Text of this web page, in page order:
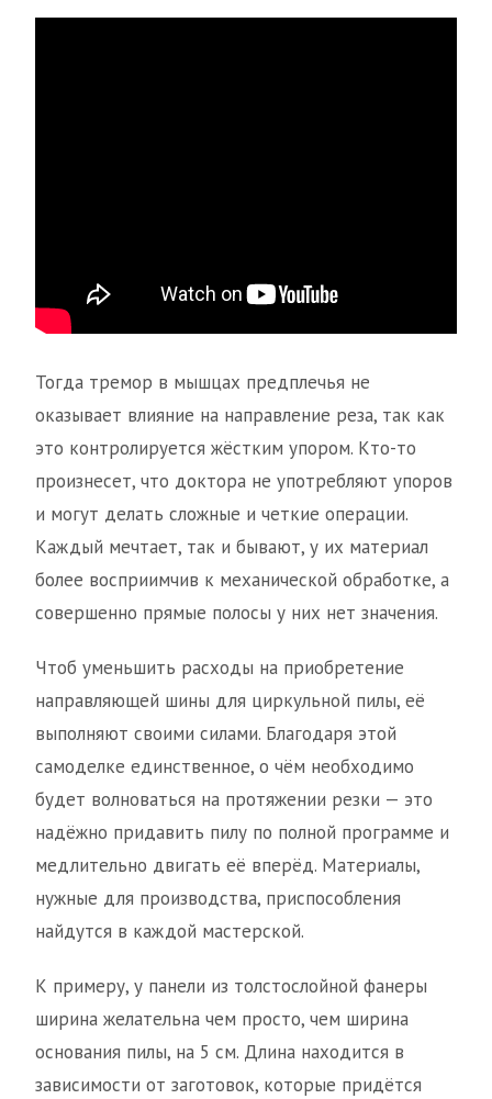
Тогда тремор в мышцах предплечья не
оказывает влияние на направление реза, так как
это контролируется жёстким упором. Кто-то
произнесет, что доктора не употребляют упоров
и могут делать сложные и четкие операции.
Каждый мечтает, так и бывают, у их материал
более восприимчив к механической обработке, а
совершенно прямые полосы у них нет значения.
Чтоб уменьшить расходы на приобретение
направляющей шины для циркульной пилы, её
выполняют своими силами. Благодаря этой
самоделке единственное, о чём необходимо
будет волноваться на протяжении резки — это
надёжно придавить пилу по полной программе и
медлительно двигать её вперёд. Материалы,
нужные для производства, приспособления
найдутся в каждой мастерской.
К примеру, у панели из толстослойной фанеры
ширина желательна чем просто, чем ширина
основания пилы, на 5 см. Длина находится в
зависимости от заготовок, которые придётся